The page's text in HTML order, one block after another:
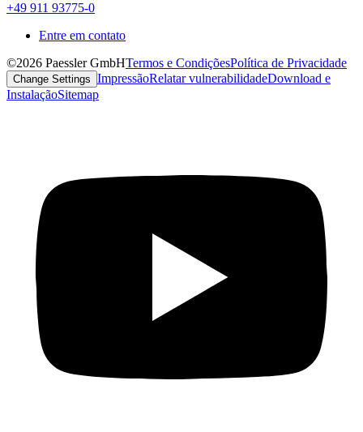
+49 911 93775-0
Entre em contato
©2026 Paessler GmbHTermos e CondiçõesPolítica de Privacidade
Change Settings ImpressãoRelatar vulnerabilidadeDownload e
InstalaçãoSitemap